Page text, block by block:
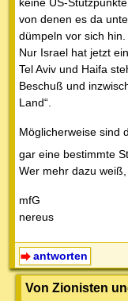
keine US-
von denen es da
dümpeln vor sich hin.
Nur Israel hat jetzt
Tel Aviv und Haifa
Beschuß und
Land“.
Möglicherweise sind
gar eine bestimmte
Wer mehr dazu
mfG
nereus
antworten
Von Zionisten